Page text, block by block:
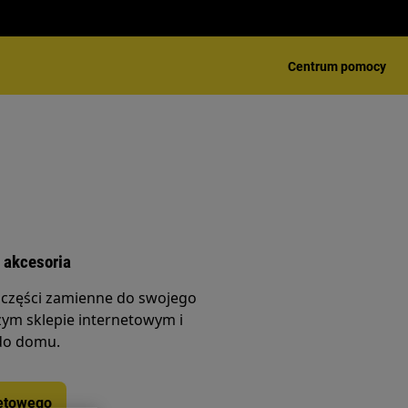
Centrum pomocy
zamienne do swojego
sklepie internetowym i
domu.